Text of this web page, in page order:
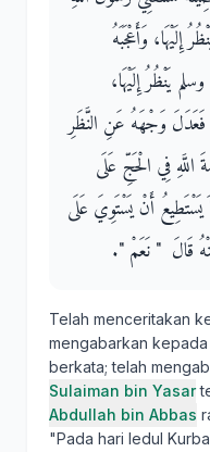
إِلَيْهَا، وَأَعْجَبَهُ
يَنْظُرُ إِلَيْهَا،
وَجْهَهُ عَنِ النَّظَرِ
اللَّهِ فِي الْحَجِّ عَلَى
أَنْ يَسْتَوِيَ عَلَى
قَالَ ‏ "‏ نَعَمْ ‏"‏‏.‏
Telah menceritakan
mengabarkan kepada
berkata; telah
Sulaiman bin Yasar
Abdullah bin Abbas
"Pada hari Iedul